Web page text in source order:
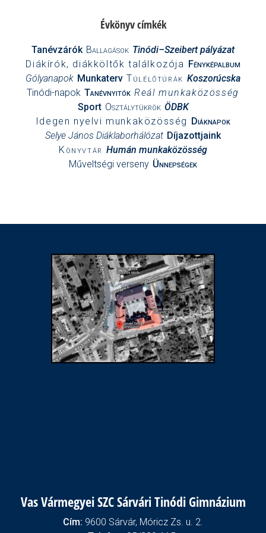
Évkönyv címkék
Tanévzárók Ballagások Tinódi–Szeibert pályázat
Diákírók, diákköltők találkozója Fényképalbum
Gólyanapok Munkaterv Túlélőtúrák Koszorúcska
Tinódi-napok Tanévnyitók Reál munkaközösség
Sport Osztálytükrök ÖDBK
Idegen nyelvi munkaközösség Diáknapok
Selye János Diáklaborhálózat Díjazottjaink
Könyvtár Humán munkaközösség
Műveltségi verseny Ünnepségek
Vas Vármegyei SZC Sárvári Tinódi Gimnázium
Cím: 9600 Sárvár, Móricz Zs. u. 2.